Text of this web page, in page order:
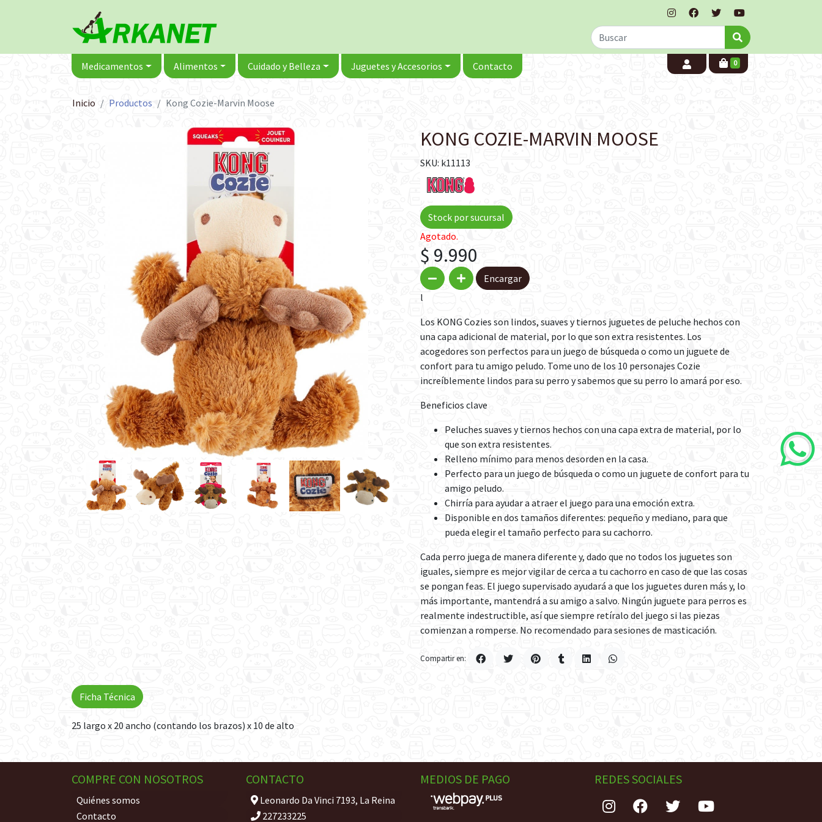
Medicamentos Alimentos Cuidado y Belleza Juguetes y Accesorios Contacto 0
Inicio Productos Kong Cozie-Marvin Moose
KONG COZIE-MARVIN MOOSE
SKU: k11113
Stock por sucursal
Agotado.
$ 9.990
Encargar
l
Los KONG Cozies son lindos, suaves y tiernos juguetes de peluche hechos con
una capa adicional de material, por lo que son extra resistentes. Los
acogedores son perfectos para un juego de búsqueda o como un juguete de
confort para tu amigo peludo. Tome uno de los 10 personajes Cozie
increíblemente lindos para su perro y sabemos que su perro lo amará por eso.
Beneficios clave
Peluches suaves y tiernos hechos con una capa extra de material, por lo
que son extra resistentes.
Relleno mínimo para menos desorden en la casa.
Perfecto para un juego de búsqueda o como un juguete de confort para tu
amigo peludo.
Chirría para ayudar a atraer el juego para una emoción extra.
Disponible en dos tamaños diferentes: pequeño y mediano, para que
pueda elegir el tamaño perfecto para su cachorro.
Cada perro juega de manera diferente y, dado que no todos los juguetes son
iguales, siempre es mejor vigilar de cerca a tu cachorro en caso de que las cosas
se pongan feas. El juego supervisado ayudará a que los juguetes duren más y, lo
más importante, mantendrá a su amigo a salvo. Ningún juguete para perros es
realmente indestructible, así que siempre retíralo del juego si las piezas
comienzan a romperse. No recomendado para sesiones de masticación.
Compartir en:
25 largo x 20 ancho (contando los brazos) x 10 de alto
Ficha Técnica
COMPRE CON NOSOTROS
Quiénes somos
Contacto
CONTACTO
Leonardo Da Vinci 7193, La Reina
227233225
MEDIOS DE PAGO REDES SOCIALES